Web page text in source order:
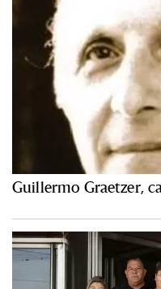
Guillermo Graetzer,